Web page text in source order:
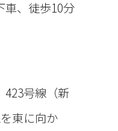
って、
づ
収集
車、徒歩10分
号線（新
東に向か